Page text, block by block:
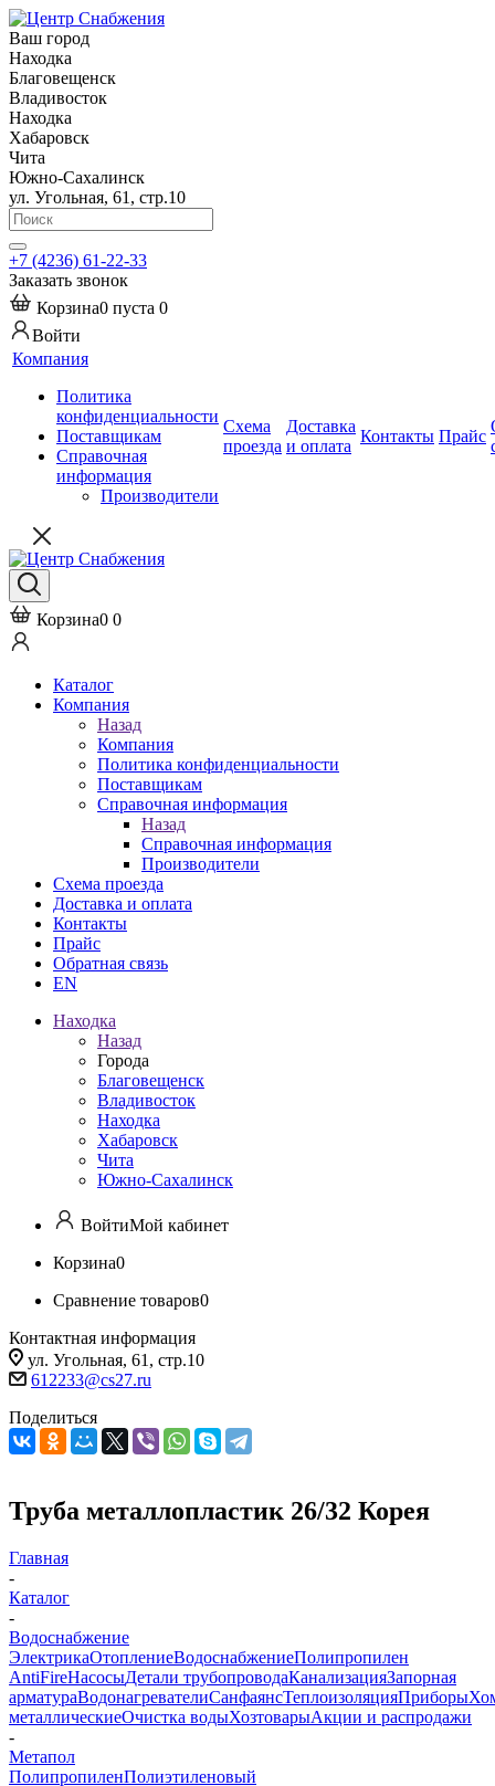
Ваш город
Находка
Благовещенск
Владивосток
Находка
Хабаровск
Чита
Южно-Сахалинск
ул. Угольная, 61, стр.10
+7 (4236) 61-22-33
Заказать звонок
Корзина0 пуста 0
Войти
Компания
Политика
конфиденциальности
Поставщикам
Справочная
информация
Производители
Схема
проезда
Доставка
и оплата
Контакты Прайс
Корзина0 0
Каталог
Компания
Назад
Компания
Политика конфиденциальности
Поставщикам
Справочная информация
Назад
Справочная информация
Производители
Схема проезда
Доставка и оплата
Контакты
Прайс
Обратная связь
EN
Находка
Назад
Города
Благовещенск
Владивосток
Находка
Хабаровск
Чита
Южно-Сахалинск
ВойтиМой кабинет
Корзина0
Сравнение товаров0
Контактная информация
ул. Угольная, 61, стр.10
612233@cs27.ru
Поделиться
Труба металлопластик 26/32 Корея
Главная
-
Каталог
-
Водоснабжение
ЭлектрикаОтоплениеВодоснабжениеПолипропилен
AntiFireНасосыДетали трубопроводаКанализацияЗапорная
арматураВодонагревателиСанфаянсТеплоизоляцияПриборы
металлическиеОчистка водыХозтоварыАкции и распродажи
-
Метапол
ПолипропиленПолиэтиленовый